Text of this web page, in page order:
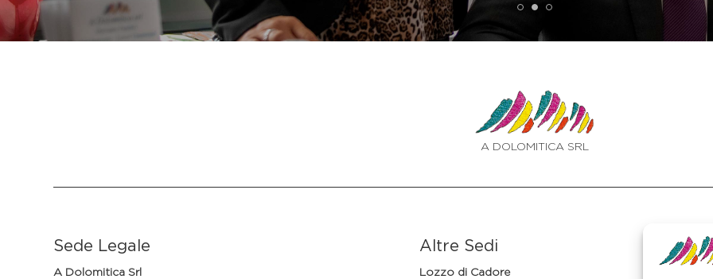
1 2 3
A DOLOMITICA SRL
Sede Legale
A Dolomitica Srl
Altre Sedi
Lozzo di Cadore